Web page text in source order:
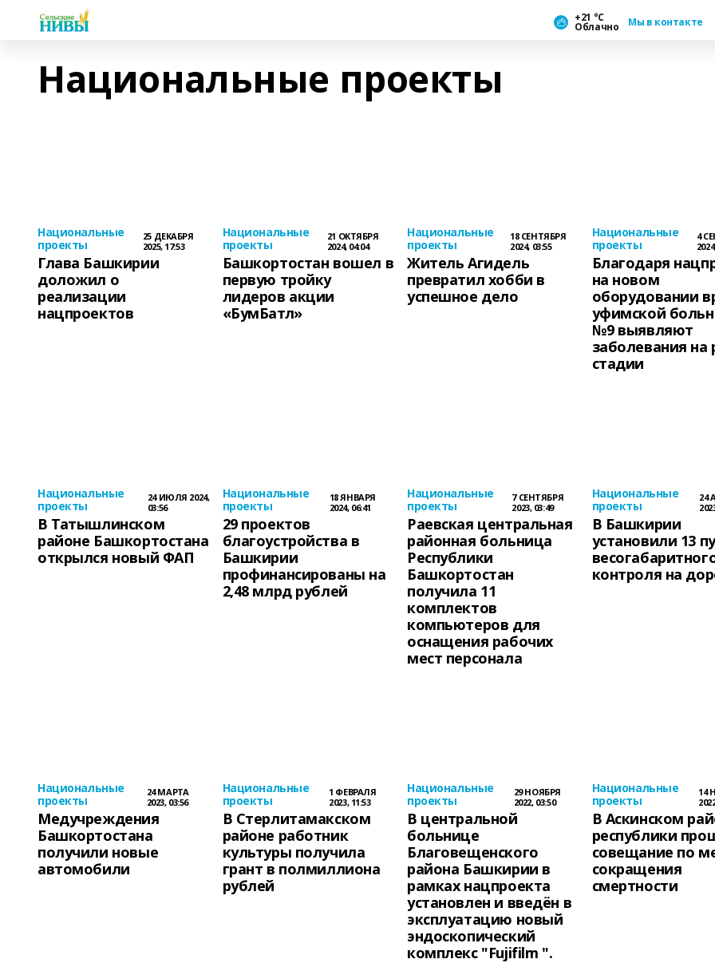
+21 °С
Облачно Мы в контакте
Национальные проекты
Национальные
проекты
25 ДЕКАБРЯ
2025, 17:53
Глава Башкирии
доложил о
реализации
нацпроектов
Национальные
проекты
21 ОКТЯБРЯ
2024, 04:04
Башкортостан вошел в
первую тройку
лидеров акции
«БумБатл»
Национальные
проекты
18 СЕНТЯБРЯ
2024, 03:55
Житель Агидель
превратил хобби в
успешное дело
Национальные
проекты
4
Благодаря
на новом
оборудовании
уфимской
№9 выявляют
заболевания на
стадии
Национальные
проекты
24 ИЮЛЯ 2024,
03:56
В Татышлинском
районе Башкортостана
открылся новый ФАП
Национальные
проекты
18 ЯНВАРЯ
2024, 06:41
29 проектов
благоустройства в
Башкирии
профинансированы на
2,48 млрд рублей
Национальные
проекты
7 СЕНТЯБРЯ
2023, 03:49
Раевская центральная
районная больница
Республики
Башкортостан
получила 11
комплектов
компьютеров для
оснащения рабочих
мест персонала
Национальные
проекты
24
В Башкирии
установили 13
контроля на
Национальные
проекты
24 МАРТА
2023, 03:56
Медучреждения
Башкортостана
получили новые
автомобили
Национальные
проекты
1 ФЕВРАЛЯ
2023, 11:53
В Стерлитамакском
районе работник
культуры получила
грант в полмиллиона
рублей
Национальные
проекты
29 НОЯБРЯ
2022, 03:50
В центральной
больнице
Благовещенского
района Башкирии в
рамках нацпроекта
установлен и введён в
эксплуатацию новый
эндоскопический
комплекс "Fujifilm ".
Национальные
проекты
14
В Аскинском
республики
совещание по
сокращения
смертности